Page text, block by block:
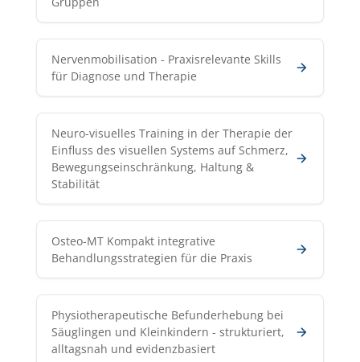
Nervenmobilisation - Praxisrelevante Skills
für Diagnose und Therapie
Neuro-visuelles Training in der Therapie der
Einfluss des visuellen Systems auf Schmerz,
Bewegungseinschränkung, Haltung &
Stabilität
Osteo-MT Kompakt integrative
Behandlungsstrategien für die Praxis
Physiotherapeutische Befunderhebung bei
Säuglingen und Kleinkindern - strukturiert,
alltagsnah und evidenzbasiert